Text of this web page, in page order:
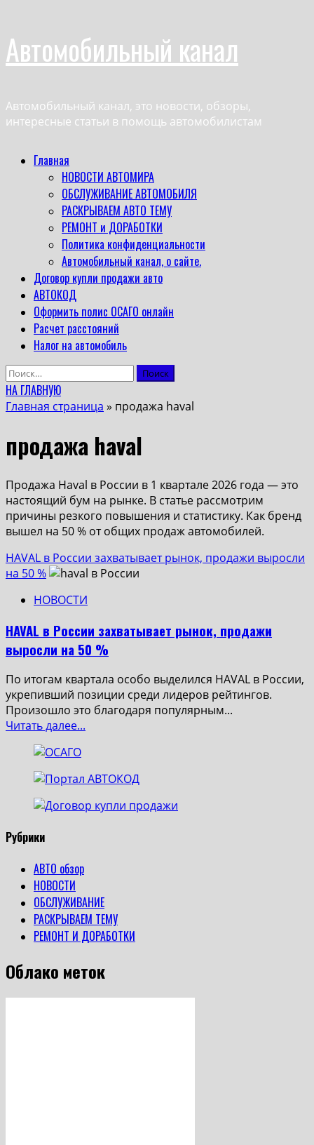
Перейти
к
содержимому
Автомобильный канал
Автомобильный канал, это новости, обзоры,
интересные статьи в помощь автомобилистам
Основное
Главная
НОВОСТИ АВТОМИРА
ОБСЛУЖИВАНИЕ АВТОМОБИЛЯ
РАСКРЫВАЕМ АВТО ТЕМУ
РЕМОНТ и ДОРАБОТКИ
Политика конфиденциальности
Автомобильный канал, о сайте.
Договор купли продажи авто
АВТОКОД
Оформить полис ОСАГО онлайн
Расчет расстояний
Налог на автомобиль
Найти:
НА ГЛАВНУЮ
Главная страница » продажа haval
продажа haval
Продажа Haval в России в 1 квартале 2026 года — это
настоящий бум на рынке. В статье рассмотрим
причины резкого повышения и статистику. Как бренд
вышел на 50 % от общих продаж автомобилей.
HAVAL в России захватывает рынок, продажи выросли
на 50 %
НОВОСТИ
HAVAL в России захватывает рынок, продажи
выросли на 50 %
По итогам квартала особо выделился HAVAL в России,
укрепивший позиции среди лидеров рейтингов.
Произошло это благодаря популярным...
Читать далее...
HAVAL
в
России
захватывает
50
%
Рубрики
АВТО обзор
НОВОСТИ
ОБСЛУЖИВАНИЕ
РАСКРЫВАЕМ ТЕМУ
РЕМОНТ И ДОРАБОТКИ
Облако меток